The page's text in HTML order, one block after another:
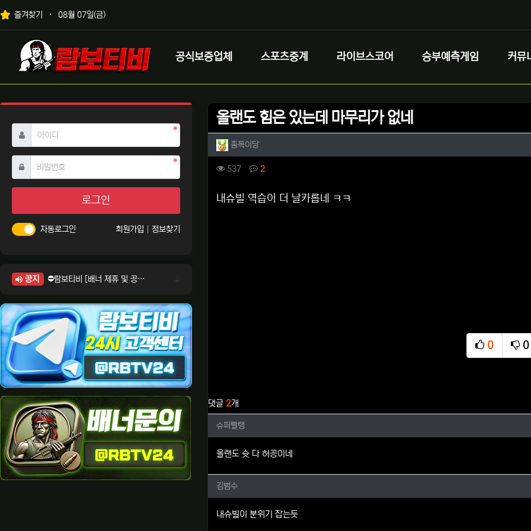
상단 네비
즐겨찾기 08월 07일(금)
메인 메뉴
로고
공식보증업체 스포츠중계 라이브스코어 승부예측게임 커뮤
올랜도 힘은 있는데 마무리가 없네
작성자 정보
총독이당작성
컨텐츠 정보
537조회 2댓글
본문
내슈빌 역습이 더 날카롭네 ㅋㅋ
0
추천
0
비
댓글 2개
슈퍼빨탱님의 댓글
슈퍼빨탱
올랜도 슛 다 허공이네
김범수님의 댓글
김범수
내슈빌이 분위기 잡는듯
아이디 필수
비밀번호필수
로그인
자동로그인 회원가입 정보찾기
공지
⛔람보티비 [배너 제휴 및 공식 입점 문의 안내]
⛔람보티비 [정회원 등급UP! 안내사항]
⛔람보티비 [채팅방 이용시 주의사항]
⛔람보티비 [공식보증업체 안내]